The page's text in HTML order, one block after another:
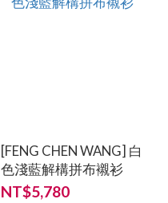
[FENG CHEN WANG] 白
色淺藍解構拼布襯衫
NT$5,780